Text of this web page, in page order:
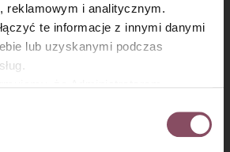
reklamowym i analitycznym.
te informacje z innymi danymi
lub uzyskanymi podczas
Dickmana 14/15 więcej
danych osobowych oraz
kokilki i wstaw je do nagrzanego
20 minut - do uzyskania złotego
na 5 - 10 minut do lekkiego